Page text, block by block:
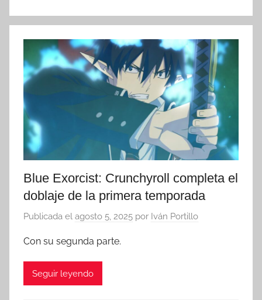
Blue Exorcist: Crunchyroll completa el
doblaje de la primera temporada
Publicada el agosto 5, 2025 por Iván Portillo
Con su segunda parte.
Seguir leyendo